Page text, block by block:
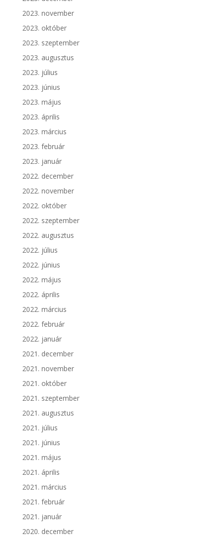
2023. november
2023. október
2023. szeptember
2023. augusztus
2023. július
2023. június
2023. május
2023. április
2023. március
2023. február
2023. január
2022. december
2022. november
2022. október
2022. szeptember
2022. augusztus
2022. július
2022. június
2022. május
2022. április
2022. március
2022. február
2022. január
2021. december
2021. november
2021. október
2021. szeptember
2021. augusztus
2021. július
2021. június
2021. május
2021. április
2021. március
2021. február
2021. január
2020. december